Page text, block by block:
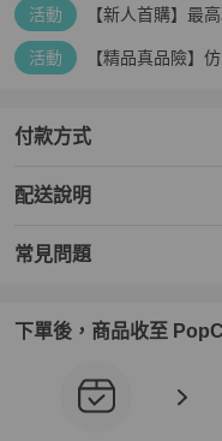
活動 【新人首購】最
活動 【精品真品險】
付款方式
配送說明
常見問題
下單後，商品收至